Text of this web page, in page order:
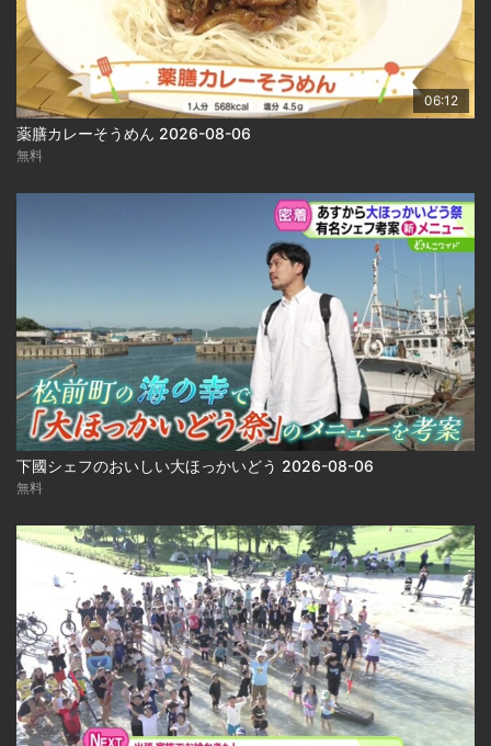
06:12
薬膳カレーそうめん 2026-08-06
無料
下國シェフのおいしい大ほっかいどう 2026-08-06
無料